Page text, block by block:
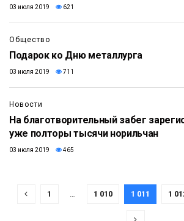
03 июля 2019 621
Общество
Подарок ко Дню металлурга
03 июля 2019 711
Новости
На благотворительный забег
уже полторы тысячи норильчан
03 июля 2019 465
1 1 010 1 011 1